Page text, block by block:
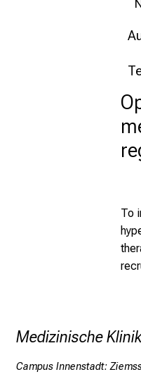
To
Medizinische
Campus Innenstadt: